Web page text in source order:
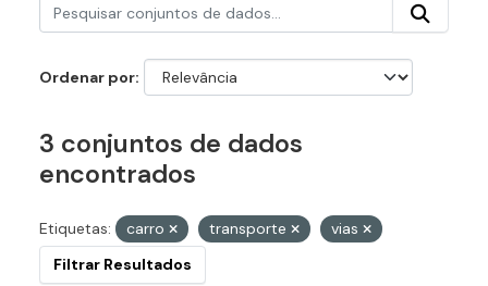
Ordenar por
3 conjuntos de dados
encontrados
Etiquetas: carro transporte
vias
Filtrar Resultados